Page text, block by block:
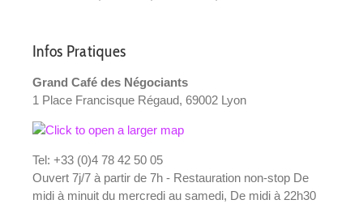
Infos Pratiques
Grand Café des Négociants
1 Place Francisque Régaud, 69002 Lyon
Tel: +33 (0)4 78 42 50 05
Ouvert 7j/7 à partir de 7h - Restauration non-stop De
midi à minuit du mercredi au samedi, De midi à 22h30